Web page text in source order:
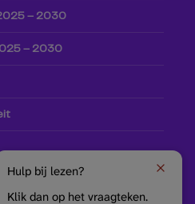
– 2030
– 2030
Hulp bij lezen?
Klik dan op het vraagteken.